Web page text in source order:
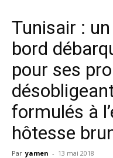
Tunisair :
bord
pour ses
formulés à
hôtesse
Par yamen - 13 mai 2018